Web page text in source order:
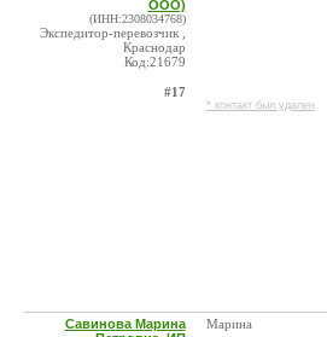
ООО)
(ИНН:2308034768)
Экспедитор-перевозчик ,
Краснодар
Код:21679
#17
* контакт был удален
Савинова Марина
Марина